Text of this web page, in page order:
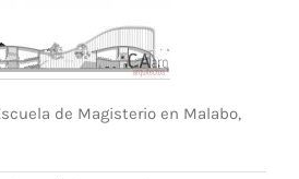
de Magisterio en Malabo,